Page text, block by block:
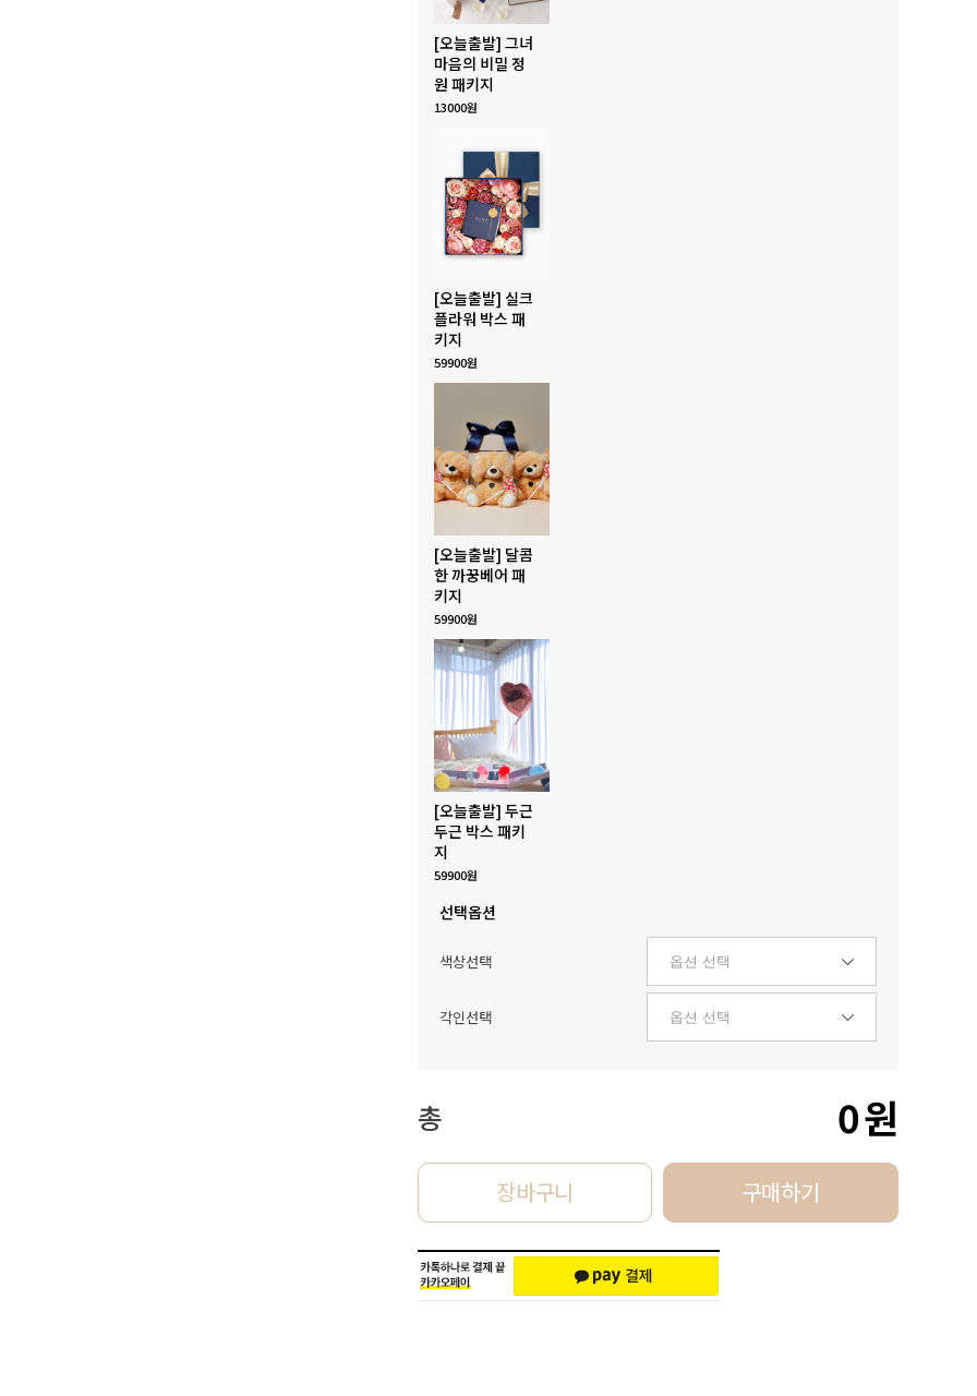
[오늘출발] 그녀
마음의 비밀 정
원 패키지
13000원
[오늘출발] 실크
플라워 박스 패
키지
59900원
[오늘출발] 달콤
한 까꿍베어 패
키지
59900원
[오늘출발] 두근
두근 박스 패키
지
59900원
선택옵션
색상선택
각인선택
총 0원
장바구니 구매하기